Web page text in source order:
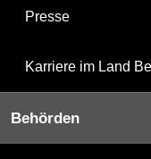
Presse
Karriere im Land
Behörden